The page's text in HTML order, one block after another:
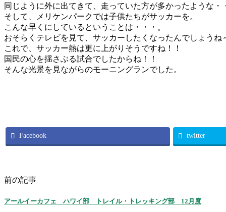
同じように外に出てきて、走っていた方が多かったような・
そして、メリケンパークでは子供たちがサッカーを。
こんな早くにしているということは・・・。
おそらくテレビを見て、サッカーしたくなったんでしょうね
これで、サッカー熱は更に上がりそうですね！！
国民の心を揺さぶる試合でしたからね！！
そんな光景を見ながらのモーニングランでした。
Facebook twitter
前の記事
アールイーカフェ ハワイ部 トレイル・トレッキング部 12月度